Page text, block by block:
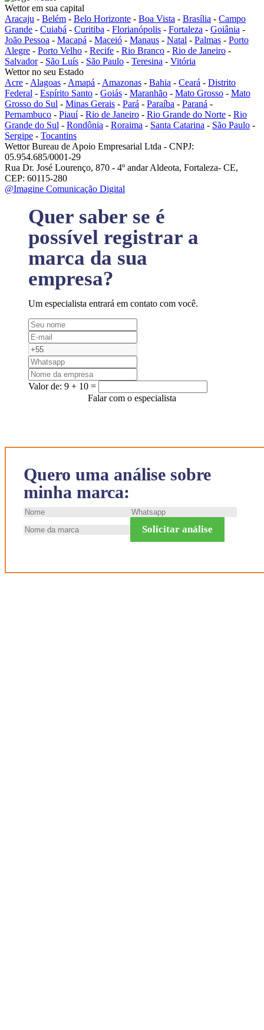
Quero uma análise sobre
minha marca:
Solicitar análise
Wettor em sua capital
Aracaju - Belém - Belo Horizonte - Boa Vista - Brasília - Campo
Grande - Cuiabá - Curitiba - Florianópolis - Fortaleza - Goiânia -
João Pessoa - Macapá - Maceió - Manaus - Natal - Palmas - Porto
Alegre - Porto Velho - Recife - Rio Branco - Rio de Janeiro -
Salvador- São Luís - São Paulo - Teresina - Vitória
Wettor no seu Estado
Acre - Alagoas - Amapá - Amazonas - Bahia - Ceará - Distrito
Federal - Espírito Santo - Goiás - Maranhão - Mato Grosso - Mato
Grosso do Sul - Minas Gerais - Pará - Paraíba - Paraná -
Pernambuco - Piauí- Rio de Janeiro - Rio Grande do Norte - Rio
Grande do Sul - Rondônia - Roraima - Santa Catarina - São Paulo -
Sergipe - Tocantins
Wettor Bureau de Apoio Empresarial Ltda - CNPJ:
05.954.685/0001-29
Rua Dr. José Lourenço, 870 - 4º andar Aldeota, Fortaleza- CE,
CEP: 60115-280
@Imagine Comunicação Digital
Quer saber se é
possível registrar a
marca da sua
empresa?
Um especialista entrará em contato com você.
Valor de: 9 + 10 =
Falar com o especialista